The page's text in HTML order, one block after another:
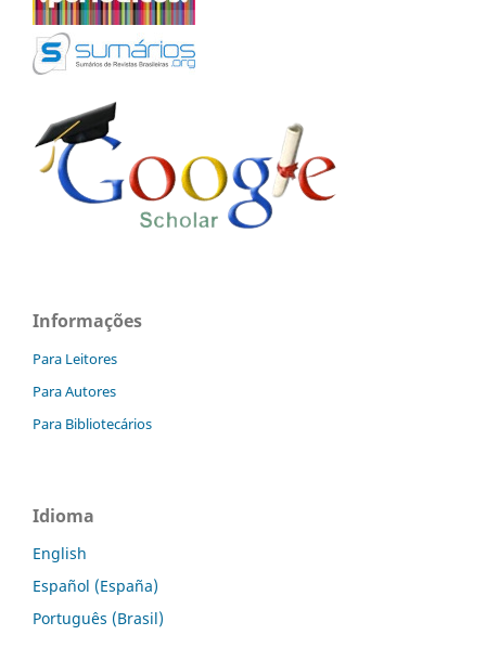
Informações
Para Leitores
Para Autores
Para Bibliotecários
Idioma
English
Español (España)
Português (Brasil)